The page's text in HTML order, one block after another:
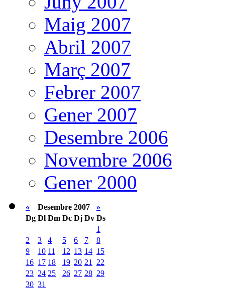
Maig 2007
Abril 2007
Març 2007
Febrer 2007
Gener 2007
Desembre 2006
Novembre 2006
Gener 2000
« Desembre 2007
»
Dg Dl Dm Dc Dj Dv Ds
1
2
3 4 5 6 7
8
9
10 11 12 13 14 15
16 17 18 19 20 21
22
23 24 25 26 27 28 29
30 31